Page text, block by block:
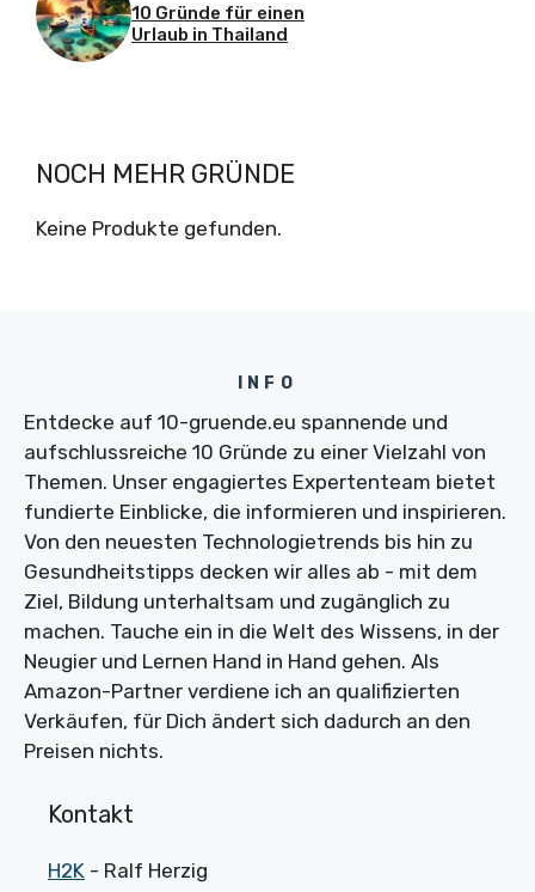
10 Gründe für einen
Urlaub in Thailand
NOCH MEHR GRÜNDE
Keine Produkte gefunden.
INFO
Entdecke auf 10-gruende.eu spannende und
aufschlussreiche 10 Gründe zu einer Vielzahl von
Themen. Unser engagiertes Expertenteam bietet
fundierte Einblicke, die informieren und inspirieren.
Von den neuesten Technologietrends bis hin zu
Gesundheitstipps decken wir alles ab - mit dem
Ziel, Bildung unterhaltsam und zugänglich zu
machen. Tauche ein in die Welt des Wissens, in der
Neugier und Lernen Hand in Hand gehen. Als
Amazon-Partner verdiene ich an qualifizierten
Verkäufen, für Dich ändert sich dadurch an den
Preisen nichts.
Kontakt
H2K - Ralf Herzig